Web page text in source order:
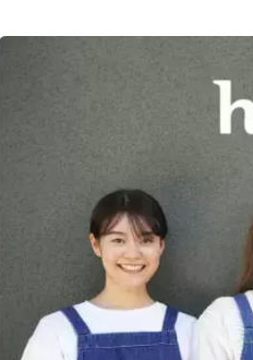
BROWN SUGAR 1ST／ブラウン